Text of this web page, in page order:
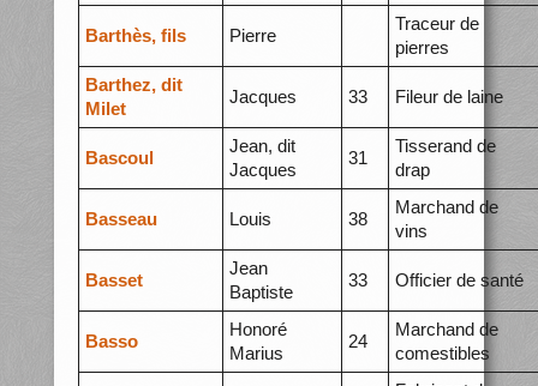
Barthès, fils Pierre
Traceur de
pierres
Barthez, dit
Milet
Jacques 33 Fileur de laine
Bascoul
Jean, dit
Jacques
31
Tisserand de
drap
Basseau Louis 38
Marchand de
vins
Basset
Jean
Baptiste
33 Officier de santé
Basso
Honoré
Marius
24
Marchand de
comestibles